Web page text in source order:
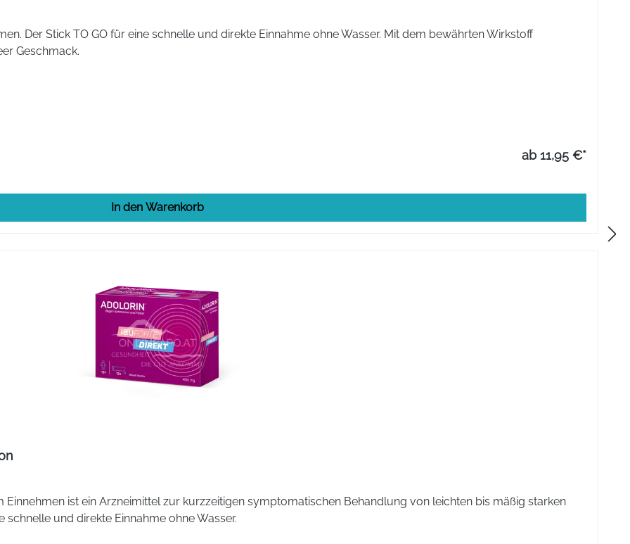
4.000 mg Paracetamol. 1 Dosierspritze mit 5 ml Sirup enthält 200 mg Paracetamol. Die sonstigen Bestandteile
Der Stick TO GO für eine schnelle und direkte Einnahme ohne Wasser. Mit dem bewährten Wirkstoff
Geschmack.
ab 11,95 €*
In den Warenkorb
Einnehmen ist ein Arzneimittel zur kurzzeitigen symptomatischen Behandlung von leichten bis mäßig starken
und direkte Einnahme ohne Wasser.